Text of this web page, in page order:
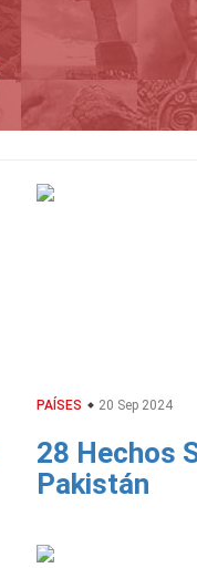
PAÍSES 20 Sep 2024
28 Hechos
Pakistán